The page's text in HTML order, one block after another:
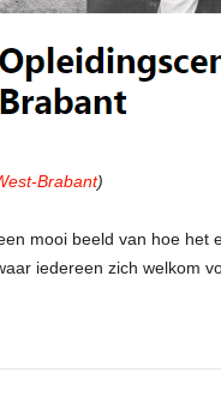
Brabant)
mooi beeld van hoe het
iedereen zich welkom